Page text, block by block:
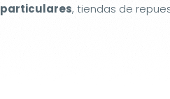
particulares, tiendas de